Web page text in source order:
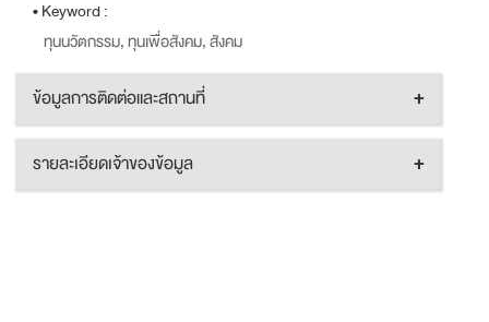
• Keyword :
ทุนนวัตกรรม, ทุนเพื่อสังคม, สังคม
ข้อมูลการติดต่อและสถานที่ +
รายละเอียดเจ้าของข้อมูล +